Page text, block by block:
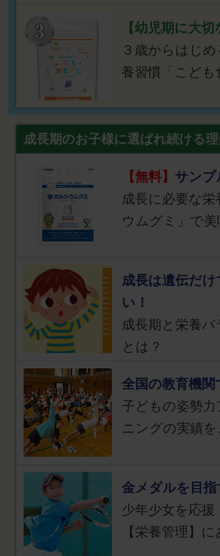
【幼児期に大
３歳からはじ
養習慣「こども
成長期のお子様に選ばれ続ける
【無料】 サンプ
成長に必要な
ウムグミ」で
成長は遺伝だ
い！
成長期と栄養
とは？
全国の教育機関
子どもの姿勢
ニングの実績
金メダルを目指
少年少女を応
【栄養管理】